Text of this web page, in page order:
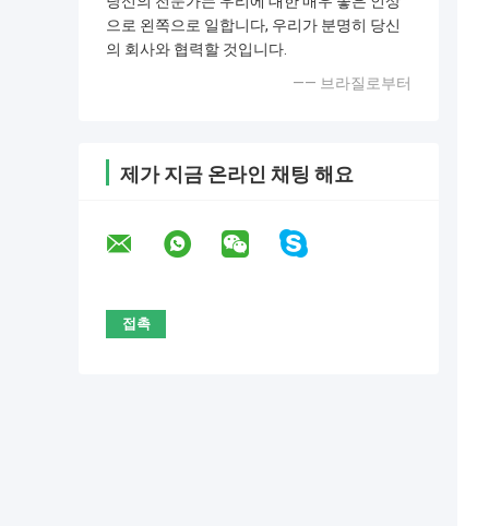
으로 왼쪽으로 일합니다, 우리가 분명히 당신
의 회사와 협력할 것입니다.
—— 브라질로부터
제가 지금 온라인 채팅 해요